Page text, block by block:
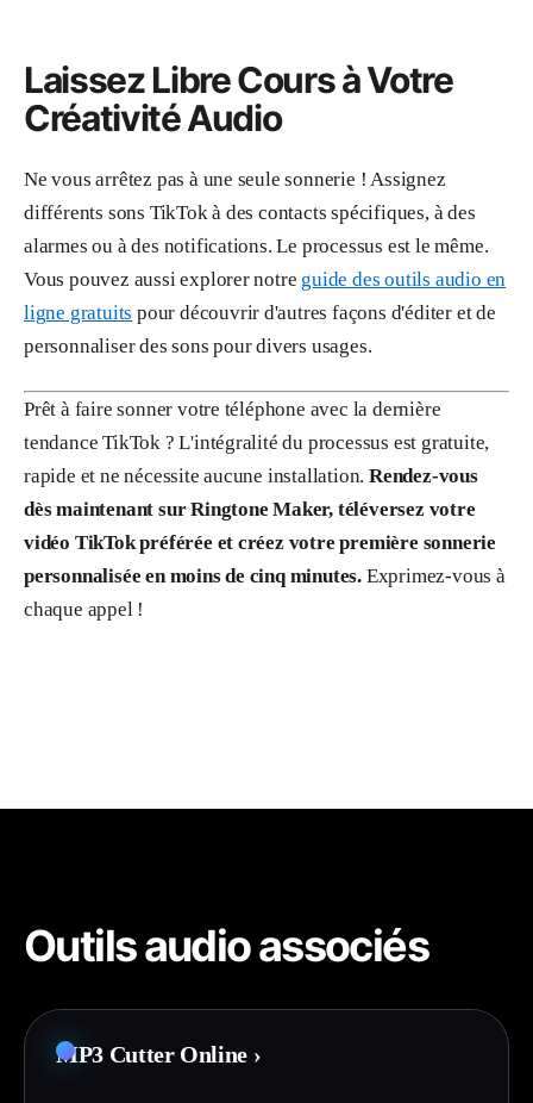
Laissez Libre Cours à Votre
Créativité Audio
Ne vous arrêtez pas à une seule sonnerie ! Assignez
différents sons TikTok à des contacts spécifiques, à des
alarmes ou à des notifications. Le processus est le même.
Vous pouvez aussi explorer notre guide des outils audio en
ligne gratuits pour découvrir d'autres façons d'éditer et de
personnaliser des sons pour divers usages.
Prêt à faire sonner votre téléphone avec la dernière
tendance TikTok ? L'intégralité du processus est gratuite,
rapide et ne nécessite aucune installation.Rendez-vous
dès maintenant sur Ringtone Maker, téléversez votre
vidéo TikTok préférée et créez votre première sonnerie
personnalisée en moins de cinq minutes. Exprimez-vous à
chaque appel !
Outils audio associés
MP3 Cutter Online ›